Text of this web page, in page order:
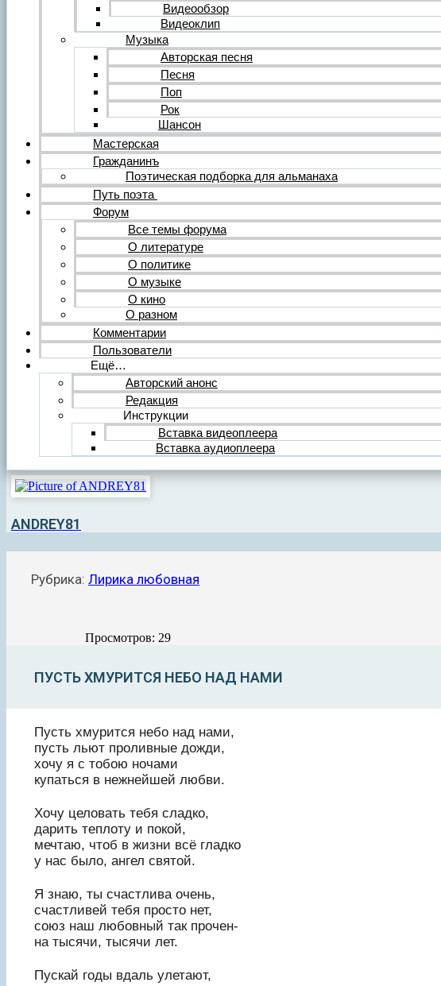
Видеообзор
Видеоклип
Музыка
Авторская песня
Песня
Поп
Рок
Шансон
Мастерская
Гражданинъ
Поэтическая подборка для альманаха
Путь поэта
Форум
Все темы форума
О литературе
О политике
О музыке
О кино
О разном
Комментарии
Пользователи
Ещё…
Авторский анонс
Редакция
Инструкции
Вставка видеоплеера
Вставка аудиоплеера
ANDREY81
Рубрика: Лирика любовная
Просмотров: 29
ПУСТЬ ХМУРИТСЯ НЕБО НАД НАМИ
Пусть хмурится небо над нами,
пусть льют проливные дожди,
хочу я с тобою ночами
купаться в нежнейшей любви.
Хочу целовать тебя сладко,
дарить теплоту и покой,
мечтаю, чтоб в жизни всё гладко
у нас было, ангел святой.
Я знаю, ты счастлива очень,
счастливей тебя просто нет,
союз наш любовный так прочен-
на тысячи, тысячи лет.
Пускай годы вдаль улетают,